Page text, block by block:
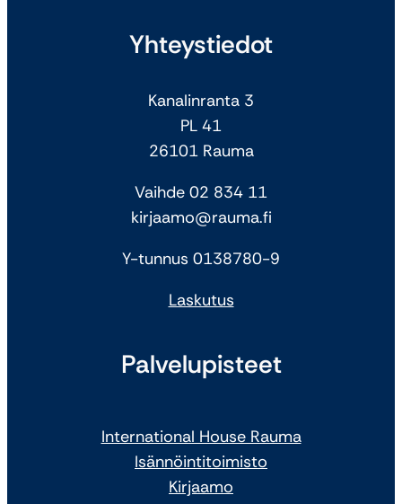
Yhteystiedot
Kanalinranta 3
PL 41
26101 Rauma
Vaihde 02 834 11
kirjaamo@rauma.fi
Y-tunnus 0138780-9
Laskutus
Palvelupisteet
International House Rauma
Isännöintitoimisto
Kirjaamo